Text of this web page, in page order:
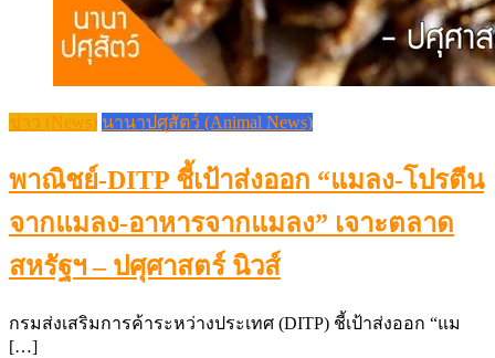
ข่าว (News) นานาปศุสัตว์ (Animal News)
พาณิชย์-DITP ชี้เป้าส่งออก “แมลง-โปรตีน
จากแมลง-อาหารจากแมลง” เจาะตลาด
สหรัฐฯ – ปศุศาสตร์ นิวส์
กรมส่งเสริมการค้าระหว่างประเทศ (DITP) ชี้เป้าส่งออก “แม
[…]